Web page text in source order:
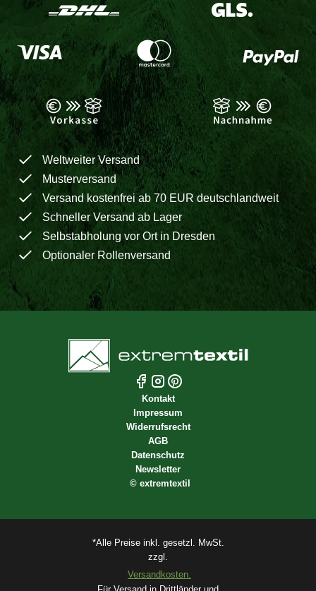
Weltweiter Versand
Musterversand
Versand kostenfrei ab 70 EUR deutschlandweit
Schneller Versand ab Lager
Selbstabholung vor Ort in Dresden
Optionaler Rollenversand
Kontakt
Impressum
Widerrufsrecht
AGB
Datenschutz
Newsletter
© extremtextil
*Alle Preise inkl. gesetzl. MwSt.
zzgl.
Versandkosten.